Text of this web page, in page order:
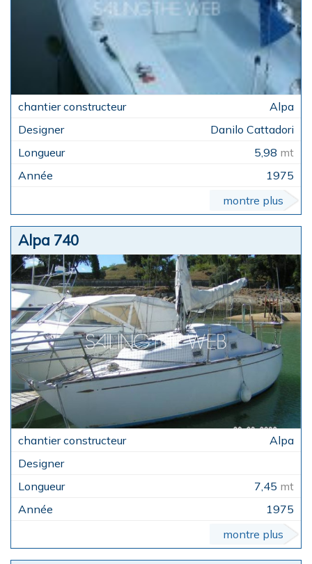
Alpa
Danilo Cattadori
5,98 mt
1975
montre plus
Alpa 740
Alpa
7,45 mt
1975
montre plus